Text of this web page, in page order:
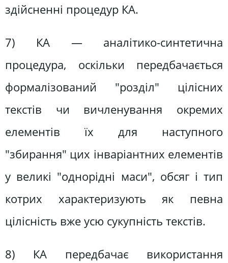
здійсненні процедур КА.
7) КА — аналітико-синтетична
процедура, оскільки передбачається
формалізований "розділ" цілісних
текстів чи вичленування окремих
елементів їх для наступного
"збирання" цих інваріантних елементів
у великі "однорідні маси", обсяг і тип
котрих характеризують як певна
цілісність вже усю сукупність текстів.
8) КА передбачає використання